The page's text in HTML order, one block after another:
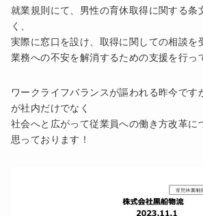
就業規則にて、男性の育休取得に関する条
く、
実際に窓口を設け、取得に関しての相談を
業務への不安を解消するための支援を行っ
ワークライフバランスが謳われる昨今です
が社内だけでなく
社会へと広がって従業員への働き方改革に
思っております！